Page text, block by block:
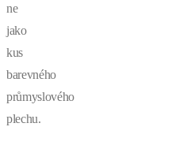
ne
jako
kus
barevného
průmyslového
plechu.